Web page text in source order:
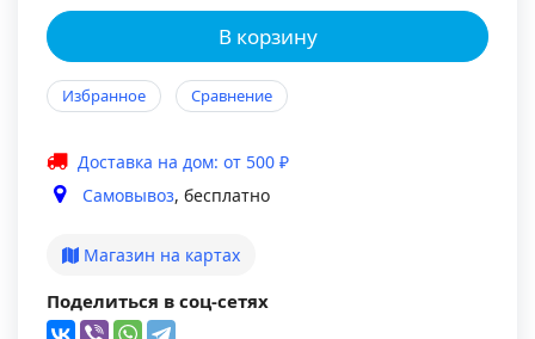
В корзину
Избранное Сравнение
Доставка на дом: от 500 ₽
Самовывоз, бесплатно
Магазин на картах
Поделиться в соц-сетях